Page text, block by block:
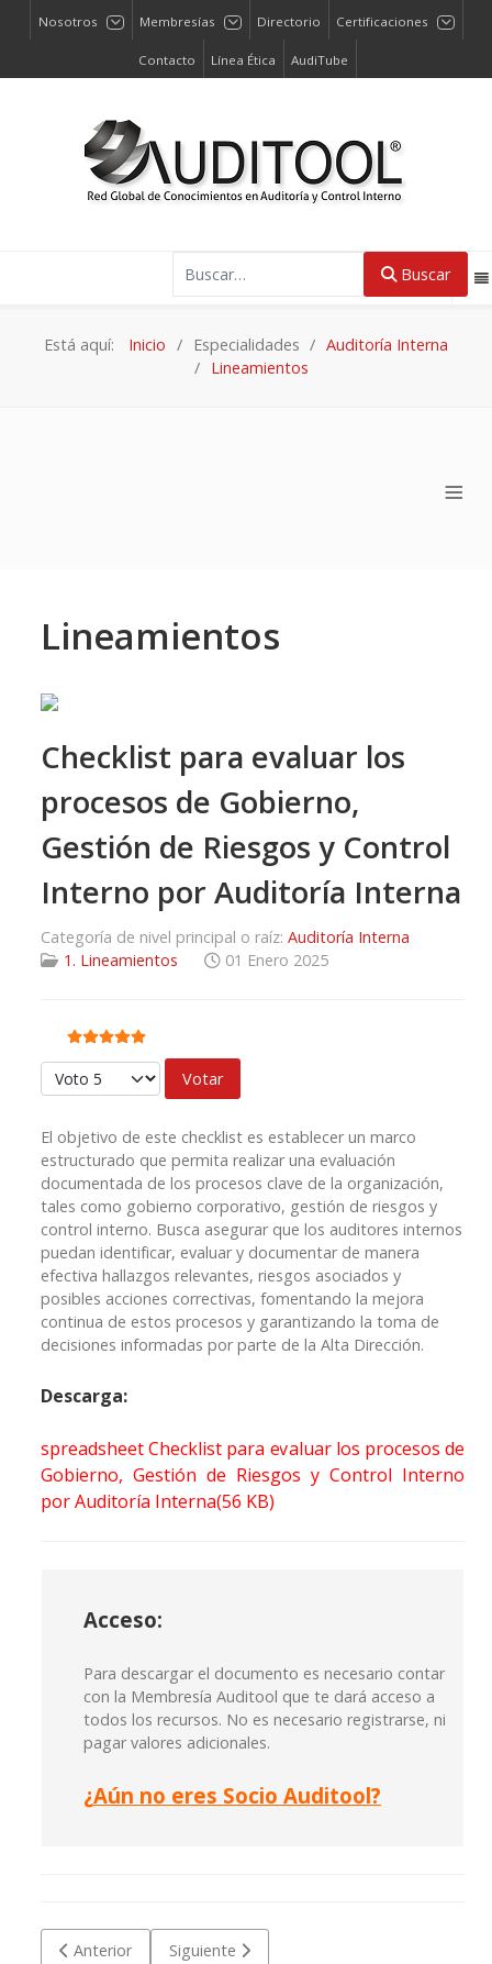
Nosotros Membresías Directorio Certificaciones
Contacto Línea Ética AudiTube
Buscar
Está aquí: Inicio Especialidades
Auditoría Interna
Lineamientos
≡
Lineamientos
Checklist para evaluar los
procesos de Gobierno,
Gestión de Riesgos y Control
Interno por Auditoría Interna
Categoría de nivel principal o raíz: Auditoría Interna
1. Lineamientos
01 Enero 2025
Ratio:5/5
Por favor, vote
El objetivo de este checklist es establecer un marco
estructurado que permita realizar una evaluación
documentada de los procesos clave de la organización,
tales como gobierno corporativo, gestión de riesgos y
control interno. Busca asegurar que los auditores internos
puedan identificar, evaluar y documentar de manera
efectiva hallazgos relevantes, riesgos asociados y
posibles acciones correctivas, fomentando la mejora
continua de estos procesos y garantizando la toma de
decisiones informadas por parte de la Alta Dirección.
Descarga:
spreadsheetChecklist para evaluar los procesos de
Gobierno, Gestión de Riesgos y Control Interno
por Auditoría Interna(56 KB)
Acceso:
Para descargar el documento es necesario contar
con la Membresía Auditool que te dará acceso a
todos los recursos. No es necesario registrarse, ni
pagar valores adicionales.
¿Aún no eres Socio Auditool?
Artículo anterior: Checklist de competencias del
Anterior Artículo siguiente: Modelo de Acta de
Siguiente